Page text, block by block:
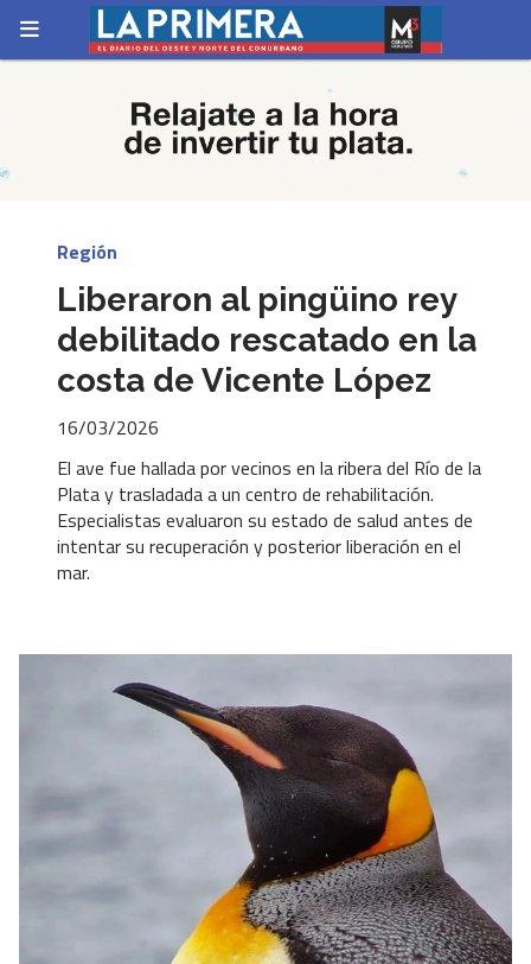
Liberaron al pingüino rey
debilitado rescatado en la
costa de Vicente López
El ave fue hallada por vecinos en la ribera del Río de la
Plata y trasladada a un centro de rehabilitación.
Especialistas evaluaron su estado de salud antes de
intentar su recuperación y posterior liberación en el
mar.
Región
16/03/2026